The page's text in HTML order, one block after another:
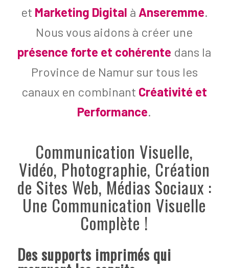
et Marketing Digital à Anseremme.
Nous vous aidons à créer une
présence forte et cohérente dans la
Province de Namur sur tous les
canaux en combinant Créativité et
Performance.
Communication Visuelle,
Vidéo, Photographie, Création
de Sites Web, Médias Sociaux :
Une Communication Visuelle
Complète !
Des supports imprimés qui